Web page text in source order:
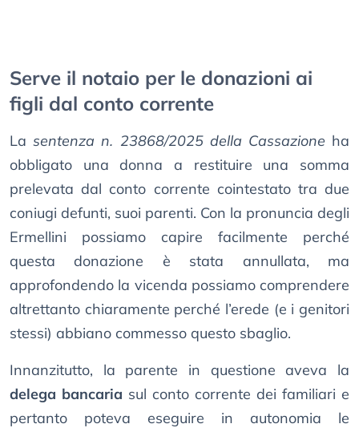
Serve il notaio per le donazioni ai
figli dal conto corrente
Lasentenza n. 23868/2025 della Cassazione ha
obbligato una donna a restituire una somma
prelevata dal conto corrente cointestato tra due
coniugi defunti, suoi parenti. Con la pronuncia degli
Ermellini possiamo capire facilmente perché
questa donazione è stata annullata, ma
approfondendo la vicenda possiamo comprendere
altrettanto chiaramente perché l’erede (e i genitori
stessi) abbiano commesso questo sbaglio.
Innanzitutto, la parente in questione aveva la
delega bancaria sul conto corrente dei familiari e
pertanto poteva eseguire in autonomia le